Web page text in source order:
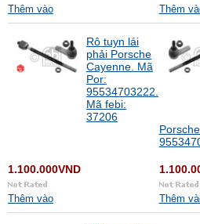
Thêm vào Thêm
Rô tuyn lái
phải Porsche
Cayenne. Mã
Por:
95534703222.
Mã febi:
37206
1.100.000VND
Thêm vào Thêm